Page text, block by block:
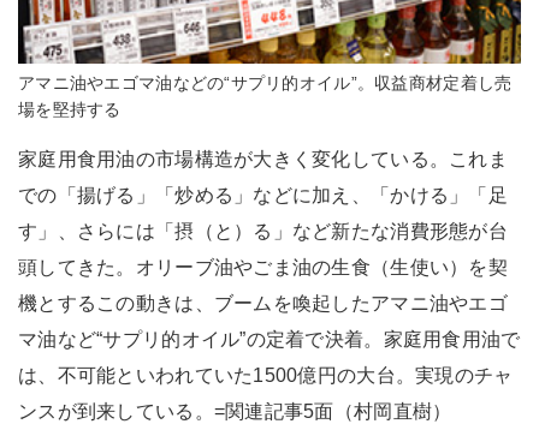
アマニ油やエゴマ油などの“サプリ的オイル”。収益商材定着し売
場を堅持する
家庭用食用油の市場構造が大きく変化している。これま
での「揚げる」「炒める」などに加え、「かける」「足
す」、さらには「摂（と）る」など新たな消費形態が台
頭してきた。オリーブ油やごま油の生食（生使い）を契
機とするこの動きは、ブームを喚起したアマニ油やエゴ
マ油など“サプリ的オイル”の定着で決着。家庭用食用油で
は、不可能といわれていた1500億円の大台。実現のチャ
ンスが到来している。=関連記事5面（村岡直樹）